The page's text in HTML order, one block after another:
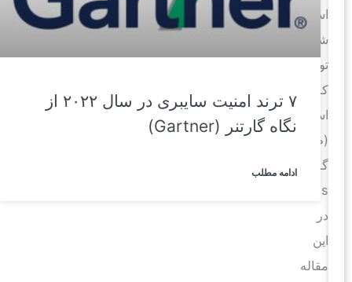
استفاده
شده
توسط
کارمندان
است
(طبق
گزارش
مقاله
۷ ترند امنیت سایبری در سال ۲۰۲۲ از
نگاه گارتنر (Gartner)
ادامه مطلب